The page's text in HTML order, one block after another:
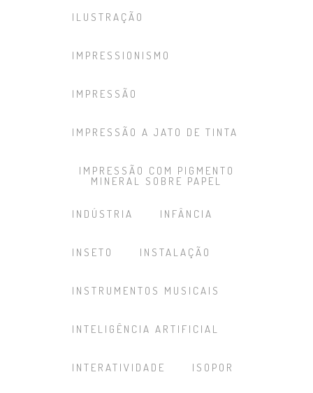
ILUSTRAÇÃO
IMPRESSIONISMO
IMPRESSÃO
IMPRESSÃO A JATO DE TINTA
IMPRESSÃO COM PIGMENTO
MINERAL SOBRE PAPEL
INDÚSTRIA INFÂNCIA
INSETO INSTALAÇÃO
INSTRUMENTOS MUSICAIS
INTELIGÊNCIA ARTIFICIAL
INTERATIVIDADE ISOPOR